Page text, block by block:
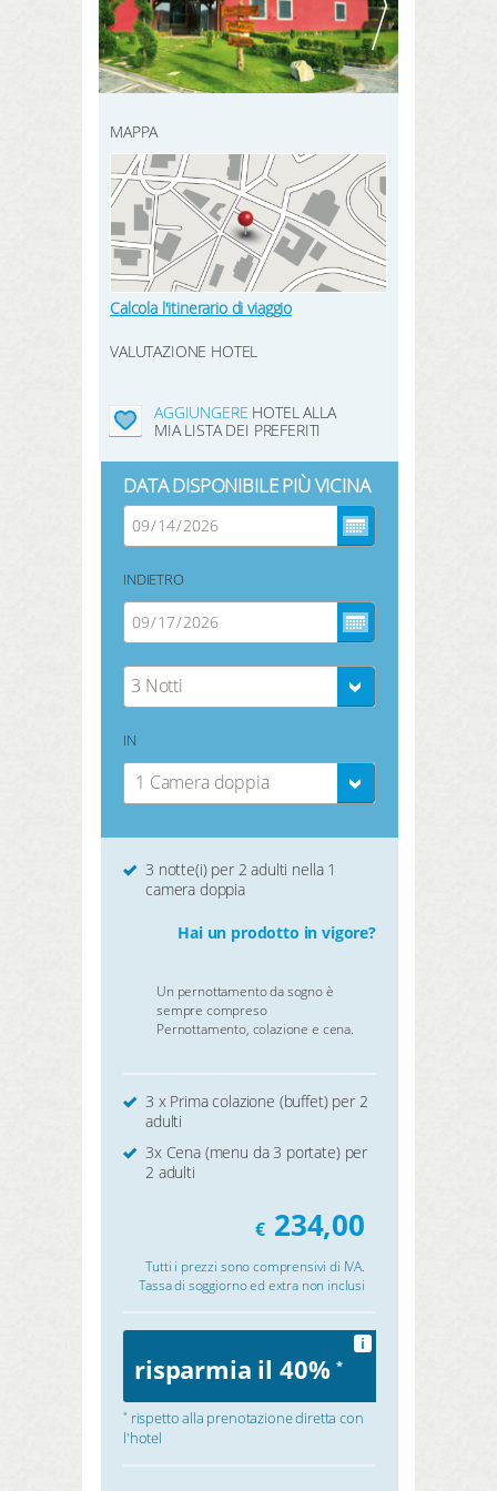
REGISTRATI QUI
prenotazione
prodotti
hotel preferiti
LOGIN
CERCA
MAPPA
Calcola l'itinerario di viaggio
VALUTAZIONE HOTEL
AGGIUNGERE HOTEL ALLA
MIA LISTA DEI PREFERITI
DATA DISPONIBILE PIÙ VICINA
INDIETRO
3 Notti
IN
1 Camera doppia
3 notte(i) per 2 adulti nella 1
camera doppia
Hai un prodotto in vigore?
Un pernottamento da sogno è
sempre compreso
Pernottamento, colazione e cena.
3 x Prima colazione (buffet) per 2
adulti
3x Cena (menu da 3 portate) per
2 adulti
€ 234,00
Tutti i prezzi sono comprensivi di IVA.
Tassa di soggiorno ed extra non inclusi
risparmia il 40%*
i
*rispetto alla prenotazione diretta con
l'hotel